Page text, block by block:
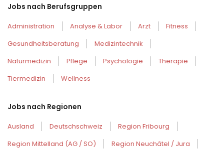
Jobs nach Berufsgruppen
Administration Analyse & Labor Arzt
Fitness
Gesundheitsberatung
Medizintechnik
Naturmedizin
Pflege Psychologie
Therapie
Tiermedizin
Wellness
Jobs nach Regionen
Ausland Deutschschweiz
Region Fribourg
Region Mittelland (AG / SO)
Region Neuchâtel / Jura